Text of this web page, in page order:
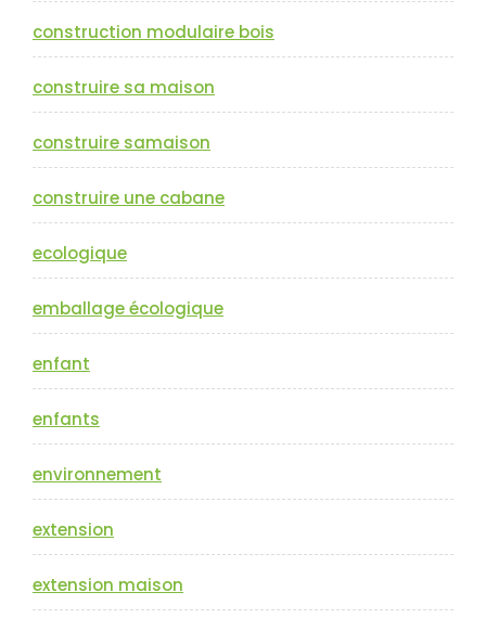
construction modulaire bois
construire sa maison
construire samaison
construire une cabane
ecologique
emballage écologique
enfant
enfants
environnement
extension
extension maison